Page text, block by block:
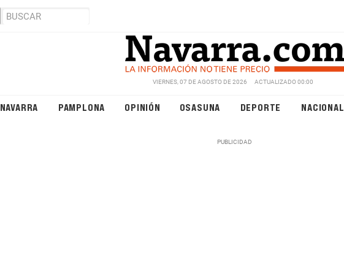
VIERNES, 07 DE AGOSTO DE 2026 ACTUALIZADO 00:00
NAVARRA PAMPLONA OPINIÓN OSASUNA DEPORTE NACIONAL